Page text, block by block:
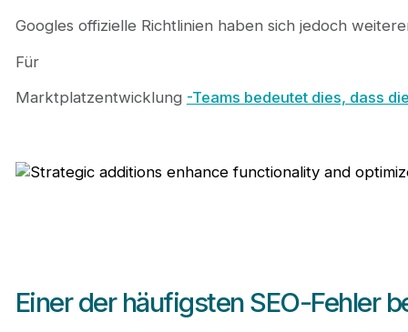
Googles offizielle Richtlinien haben sich jedoch
Für
Marktplatzentwicklung -Teams bedeutet dies, dass
Einer der häufigsten SEO-Fehler